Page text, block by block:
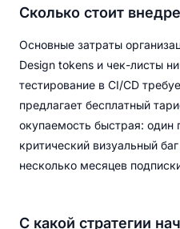
Сколько стоит
Основные затраты
Design tokens и чек-листы
тестирование в CI/CD
предлагает бесплатный
окупаемость быстрая:
критический визуальный
несколько месяцев
С какой стратегии